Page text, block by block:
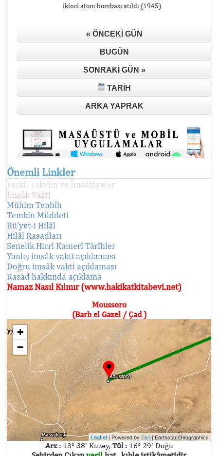
ikinci atom bombası atıldı (1945)
« ÖNCEKI GÜN
BUGÜN
SONRAKI GÜN »
TARIH
ARKA YAPRAK
Önemli Linkler
Farklı Takvim ve İmsâkiyeler
İmsâk Vakti
Mühim Tenbîh
Temkin Müddeti
Rü'yet-i Hilâl
Hilâl Rasadları
Senelik Hicrî Kamerî Târîhler
Yanlış imsâk vakti açıklaması
Doğru imsâk vakti açıklaması
Rasad hakkında açıklama
Namaz Nasıl Kılınır (www.hakikatkitabevi.net)
Moussoro
(Barh el Gazel / Çad )
+
−
Leaflet| Powered by Esri | Earthstar Geographics
Arz :13° 38' Kuzey, Tûl :16° 29' Doğu